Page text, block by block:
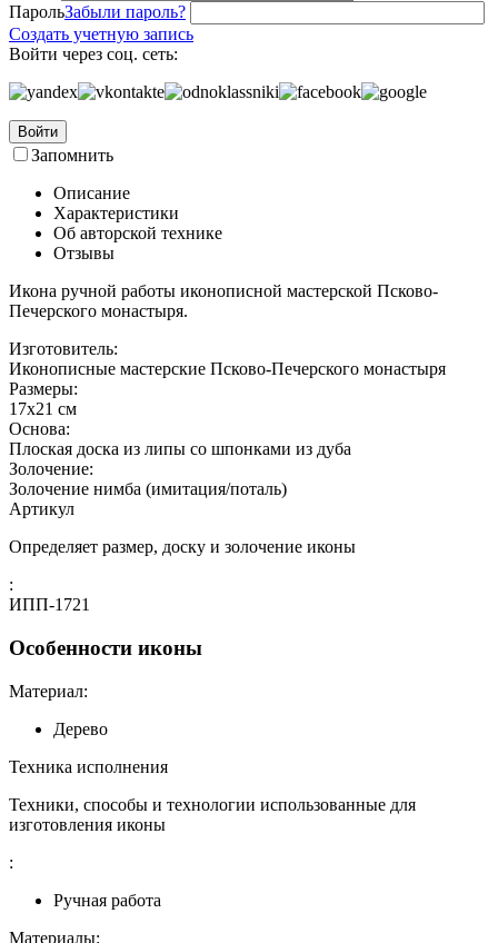
ПарольЗабыли пароль?
Создать учетную запись
Войти через соц. сеть:
Войти
Запомнить
Описание
Характеристики
Об авторской технике
Отзывы
Икона ручной работы иконописной мастерской Псково-
Печерского монастыря.
Изготовитель:
Иконописные мастерские Псково-Печерского монастыря
Размеры:
17х21 см
Основа:
Плоская доска из липы со шпонками из дуба
Золочение:
Золочение нимба (имитация/поталь)
Артикул
Определяет размер, доску и золочение иконы
:
ИПП-1721
Особенности иконы
Материал:
Дерево
Техника исполнения
Техники, способы и технологии использованные для
изготовления иконы
:
Ручная работа
Материалы: